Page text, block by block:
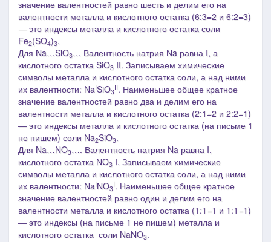
значение валентностей равно шесть и делим его на
валентности металла и кислотного остатка (6:3=2 и 6:2=3)
― это индексы металла и кислотного остатка соли
Fe2(SO4)3.
Для Na…SiO3… Валентность натрия Na равна I, а
кислотного остатка SiO3 II. Записываем химические
символы металла и кислотного остатка соли, а над ними
их валентности: NaISiO3
II. Наименьшее общее кратное
значение валентностей равно два и делим его на
валентности металла и кислотного остатка (2:1=2 и 2:2=1)
― это индексы металла и кислотного остатка (на письме 1
не пишем) соли Na2SiO3.
Для Na…NO3…. Валентность натрия Na равна I,
кислотного остатка NO3 I. Записываем химические
символы металла и кислотного остатка соли, а над ними
их валентности: NaINO3
I. Наименьшее общее кратное
значение валентностей равно один и делим его на
валентности металла и кислотного остатка (1:1=1 и 1:1=1)
― это индексы (на письме 1 не пишем) металла и
кислотного остатка соли NaNO3.